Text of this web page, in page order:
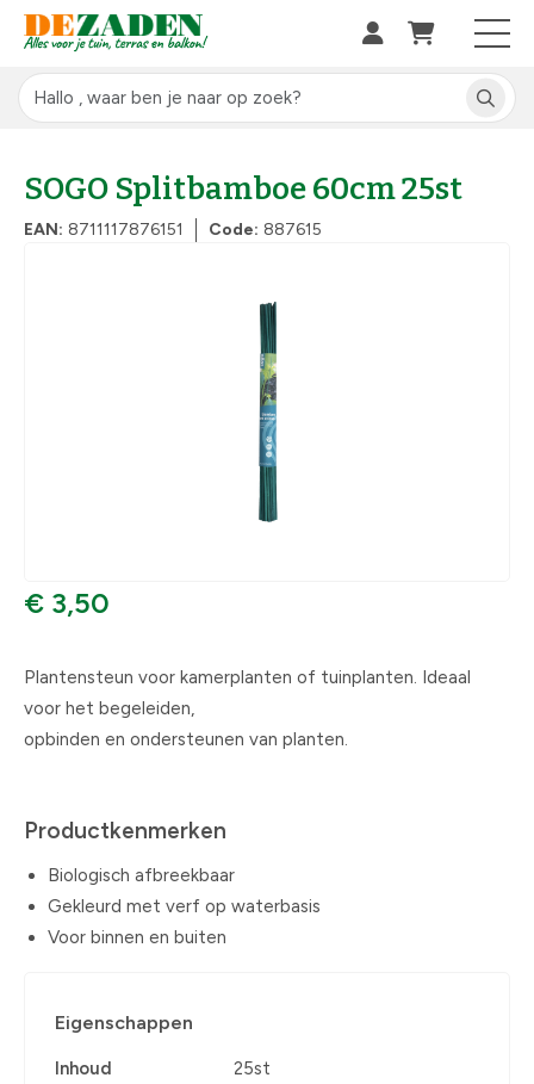
SOGO Splitbamboe 60cm 25st
EAN: 8711117876151 Code: 887615
€ 3,50
Plantensteun voor kamerplanten of tuinplanten. Ideaal
voor het begeleiden,
opbinden en ondersteunen van planten.
Productkenmerken
Biologisch afbreekbaar
Gekleurd met verf op waterbasis
Voor binnen en buiten
Eigenschappen
Inhoud 25st